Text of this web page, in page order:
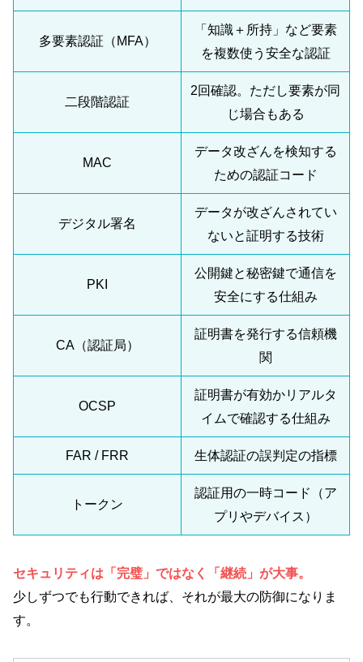
多要素認証（MFA）
「知識＋所持」など要素
を複数使う安全な認証
二段階認証
2回確認。ただし要素が同
じ場合もある
MAC
データ改ざんを検知する
ための認証コード
デジタル署名
データが改ざんされてい
ないと証明する技術
PKI
公開鍵と秘密鍵で通信を
安全にする仕組み
CA（認証局）
証明書を発行する信頼機
関
OCSP
証明書が有効かリアルタ
イムで確認する仕組み
FAR / FRR 生体認証の誤判定の指標
トークン
認証用の一時コード（ア
プリやデバイス）
セキュリティは「完璧」ではなく「継続」が大事。
少しずつでも行動できれば、それが最大の防御になりま
す。